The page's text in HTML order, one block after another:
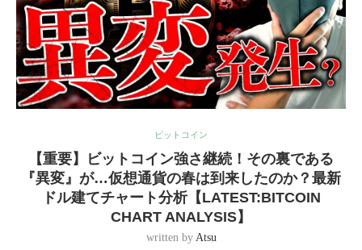
ビットコイン
【重要】ビットコイン強さ継続！その裏である
『異変』が…仮想通貨の春は到来したのか？最新
ドル建てチャート分析【LATEST:BITCOIN
CHART ANALYSIS】
written by Atsu